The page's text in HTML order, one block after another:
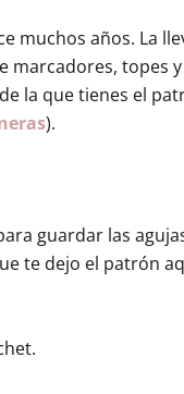
muchos años. La
marcadores, topes
la que tienes el
).
guardar las
te dejo el patrón